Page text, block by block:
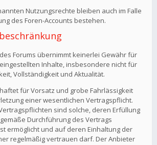
Nutzungsrechte bleiben auch im Falle
des Foren-Accounts bestehen.
Forums übernimmt keinerlei Gewähr für
Inhalte, insbesondere nicht für
Vollständigkeit und Aktualität.
für Vorsatz und grobe Fahrlässigkeit
einer wesentlichen Vertragspflicht.
sind solche, deren Erfüllung
Durchführung des Vertrags
ermöglicht und auf deren Einhaltung der
regelmäßig vertrauen darf. Der Anbieter